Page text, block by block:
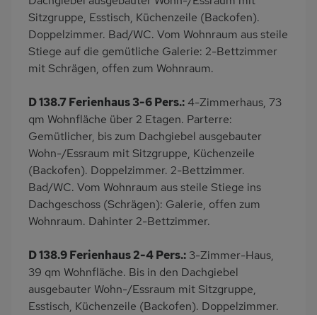
Sitzgruppe, Esstisch, Küchenzeile (Backofen).
Doppelzimmer. Bad/WC. Vom Wohnraum aus steile
Stiege auf die gemütliche Galerie: 2-Bettzimmer
mit Schrägen, offen zum Wohnraum.
D 138.7 Ferienhaus 3-6 Pers.:4-Zimmerhaus, 73
qm Wohnfläche über 2 Etagen. Parterre:
Gemütlicher, bis zum Dachgiebel ausgebauter
Wohn-/Essraum mit Sitzgruppe, Küchenzeile
(Backofen). Doppelzimmer. 2-Bettzimmer.
Bad/WC. Vom Wohnraum aus steile Stiege ins
Dachgeschoss (Schrägen): Galerie, offen zum
Wohnraum. Dahinter 2-Bettzimmer.
D 138.9 Ferienhaus 2-4 Pers.: 3-Zimmer-Haus,
39 qm Wohnfläche. Bis in den Dachgiebel
ausgebauter Wohn-/Essraum mit Sitzgruppe,
Esstisch, Küchenzeile (Backofen). Doppelzimmer.